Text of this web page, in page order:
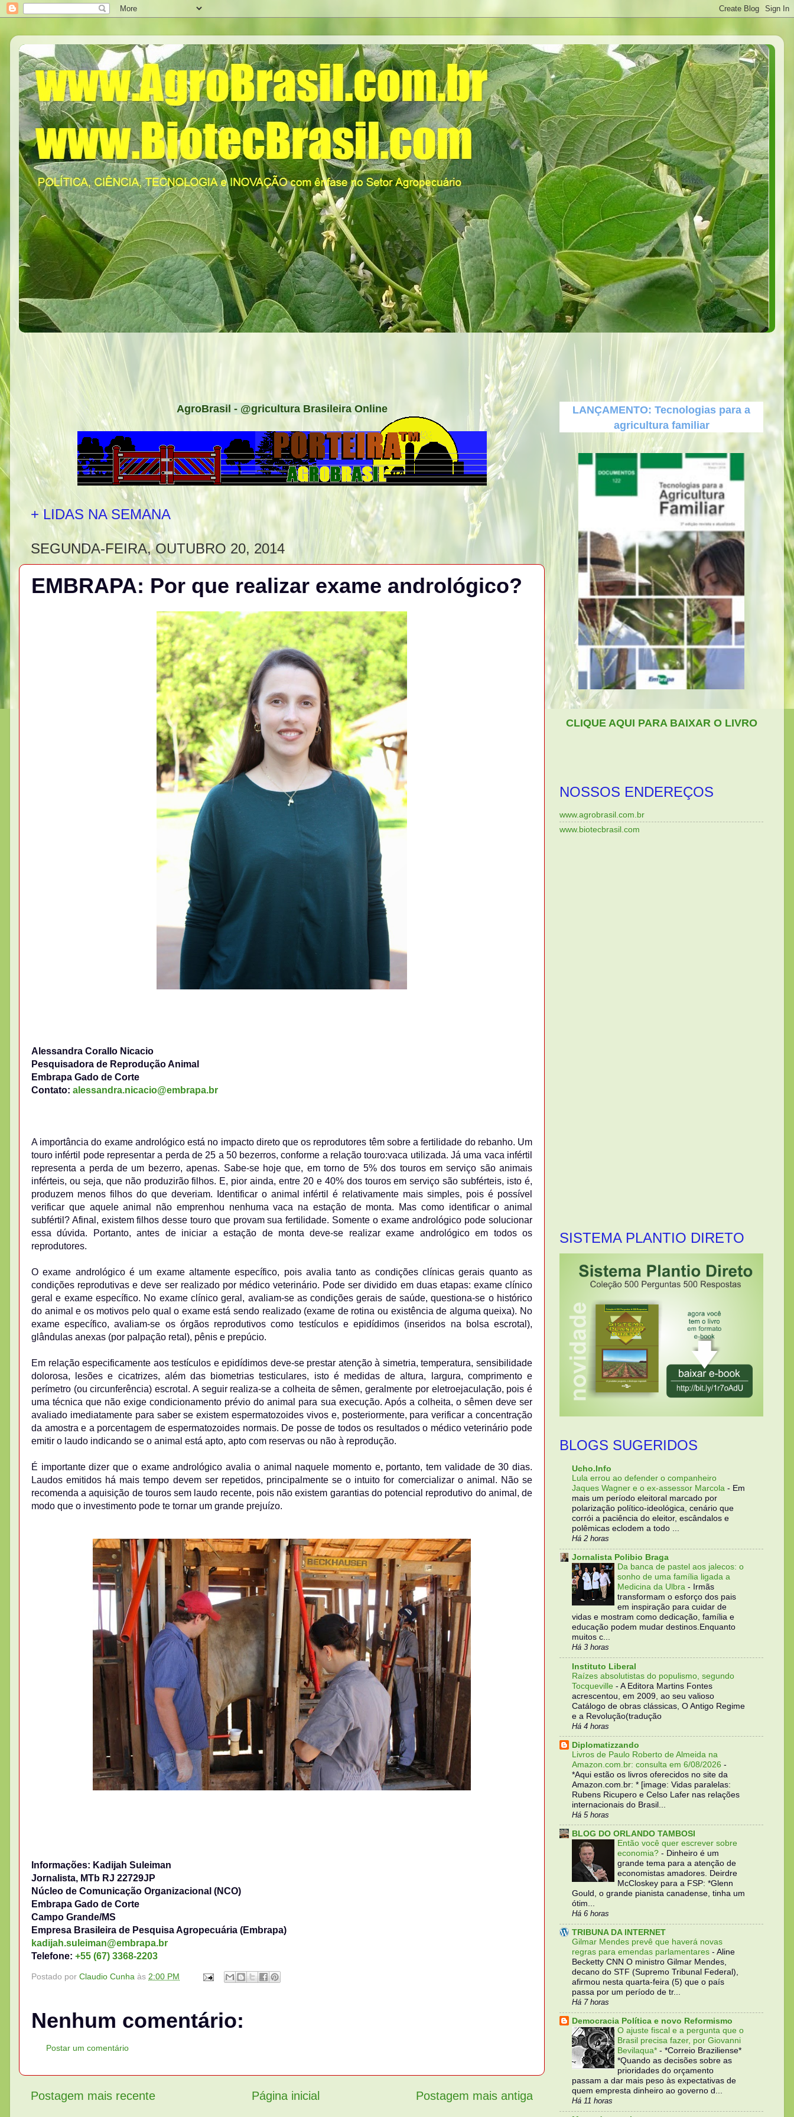
AgroBrasil - @gricultura Brasileira Online
+ LIDAS NA SEMANA
SEGUNDA-FEIRA, OUTUBRO 20, 2014
EMBRAPA: Por que realizar exame andrológico?
Alessandra Corallo Nicacio
Pesquisadora de Reprodução Animal
Embrapa Gado de Corte
Contato: alessandra.nicacio@embrapa.br
A importância do exame andrológico está no impacto direto que os reprodutores têm sobre a fertilidade do rebanho. Um
touro infértil pode representar a perda de 25 a 50 bezerros, conforme a relação touro:vaca utilizada. Já uma vaca infértil
representa a perda de um bezerro, apenas. Sabe-se hoje que, em torno de 5% dos touros em serviço são animais
inférteis, ou seja, que não produzirão filhos. E, pior ainda, entre 20 e 40% dos touros em serviço são subférteis, isto é,
produzem menos filhos do que deveriam. Identificar o animal infértil é relativamente mais simples, pois é possível
verificar que aquele animal não emprenhou nenhuma vaca na estação de monta. Mas como identificar o animal
subfértil? Afinal, existem filhos desse touro que provam sua fertilidade. Somente o exame andrológico pode solucionar
essa dúvida. Portanto, antes de iniciar a estação de monta deve-se realizar exame andrológico em todos os
reprodutores.
O exame andrológico é um exame altamente específico, pois avalia tanto as condições clínicas gerais quanto as
condições reprodutivas e deve ser realizado por médico veterinário. Pode ser dividido em duas etapas: exame clínico
geral e exame específico. No exame clínico geral, avaliam-se as condições gerais de saúde, questiona-se o histórico
do animal e os motivos pelo qual o exame está sendo realizado (exame de rotina ou existência de alguma queixa). No
exame específico, avaliam-se os órgãos reprodutivos como testículos e epidídimos (inseridos na bolsa escrotal),
glândulas anexas (por palpação retal), pênis e prepúcio.
Em relação especificamente aos testículos e epidídimos deve-se prestar atenção à simetria, temperatura, sensibilidade
dolorosa, lesões e cicatrizes, além das biometrias testiculares, isto é medidas de altura, largura, comprimento e
perímetro (ou circunferência) escrotal. A seguir realiza-se a colheita de sêmen, geralmente por eletroejaculação, pois é
uma técnica que não exige condicionamento prévio do animal para sua execução. Após a colheita, o sêmen deve ser
avaliado imediatamente para saber se existem espermatozoides vivos e, posteriormente, para verificar a concentração
da amostra e a porcentagem de espermatozoides normais. De posse de todos os resultados o médico veterinário pode
emitir o laudo indicando se o animal está apto, apto com reservas ou não à reprodução.
É importante dizer que o exame andrológico avalia o animal naquele momento e, portanto, tem validade de 30 dias.
Laudos emitidos há mais tempo devem ser repetidos, principalmente se o intuito for comercializar o animal. Não se
recomenda a aquisição de touros sem laudo recente, pois não existem garantias do potencial reprodutivo do animal, de
modo que o investimento pode te tornar um grande prejuízo.
Informações: Kadijah Suleiman
Jornalista, MTb RJ 22729JP
Núcleo de Comunicação Organizacional (NCO)
Embrapa Gado de Corte
Campo Grande/MS
Empresa Brasileira de Pesquisa Agropecuária (Embrapa)
kadijah.suleiman@embrapa.br
Telefone: +55 (67) 3368-2203
Postado por Claudio Cunha às 2:00 PM
Nenhum comentário:
Postar um comentário
Postagem mais recente Postagem mais antiga
Página inicial
LANÇAMENTO: Tecnologias para a
agricultura familiar
CLIQUE AQUI PARA BAIXAR O LIVRO
NOSSOS ENDEREÇOS
www.agrobrasil.com.br
www.biotecbrasil.com
SISTEMA PLANTIO DIRETO
BLOGS SUGERIDOS
Ucho.Info
Lula errou ao defender o companheiro
Jaques Wagner e o ex-assessor Marcola - Em
mais um período eleitoral marcado por
polarização político-ideológica, cenário que
corrói a paciência do eleitor, escândalos e
polêmicas eclodem a todo ...
Há 2 horas
Jornalista Polibio Braga
Da banca de pastel aos jalecos: o
sonho de uma família ligada a
Medicina da Ulbra -
Irmãs
transformam o esforço dos pais
em inspiração para cuidar de
vidas e mostram como dedicação, família e
educação podem mudar destinos.Enquanto
muitos c...
Há 3 horas
Instituto Liberal
Raízes absolutistas do populismo, segundo
Tocqueville - A Editora Martins Fontes
acrescentou, em 2009, ao seu valioso
Catálogo de obras clássicas, O Antigo Regime
e a Revolução(tradução
Há 4 horas
Diplomatizzando
Livros de Paulo Roberto de Almeida na
Amazon.com.br: consulta em 6/08/2026 -
*Aqui estão os livros oferecidos no site da
Amazon.com.br: * [image: Vidas paralelas:
Rubens Ricupero e Celso Lafer nas relações
internacionais do Brasil...
Há 5 horas
BLOG DO ORLANDO TAMBOSI
Então você quer escrever sobre
economia? - Dinheiro é um
grande tema para a atenção de
economistas amadores. Deirdre
McCloskey para a FSP: *Glenn
Gould, o grande pianista canadense, tinha um
ótim...
Há 6 horas
TRIBUNA DA INTERNET
Gilmar Mendes prevê que haverá novas
regras para emendas parlamentares - Aline
Becketty CNN O ministro Gilmar Mendes,
decano do STF (Supremo Tribunal Federal),
afirmou nesta quarta-feira (5) que o país
passa por um período de tr...
Há 7 horas
Democracia Política e novo Reformismo
O ajuste fiscal e a pergunta que o
Brasil precisa fazer, por Giovanni
Bevilaqua* - *Correio Braziliense*
*Quando as decisões sobre as
prioridades do orçamento
passam a dar mais peso às expectativas de
quem empresta dinheiro ao governo d...
Há 11 horas